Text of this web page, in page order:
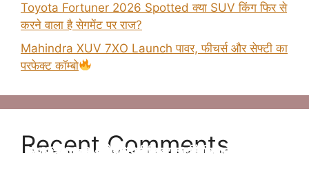
Toyota Fortuner 2026 Spotted क्या SUV किंग फिर से
करने वाला है सेगमेंट पर राज?
Mahindra XUV 7XO Launch पावर, फीचर्स और सेफ्टी का
परफेक्ट कॉम्बो
Recent Comments
Tata Altroz 2025 फेसलिफ्ट–जानिए क्या-क्या बदला है
न्यू Maruti Suzuki Brezza 2025 अब मात्र ₹8.69
न्यू Kia Clavis सेगमेंट की बेस्ट कार होंगी जल्द लॉन्च